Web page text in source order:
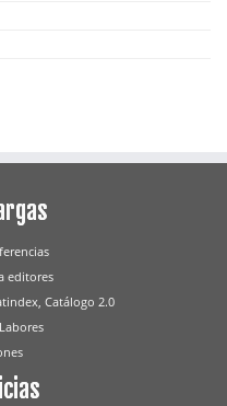
editores
Catálogo 2.0